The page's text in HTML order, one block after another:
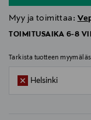
Myy ja toimittaa:
TOIMITUSAIKA 6-8
Tarkista tuotteen
Helsinki